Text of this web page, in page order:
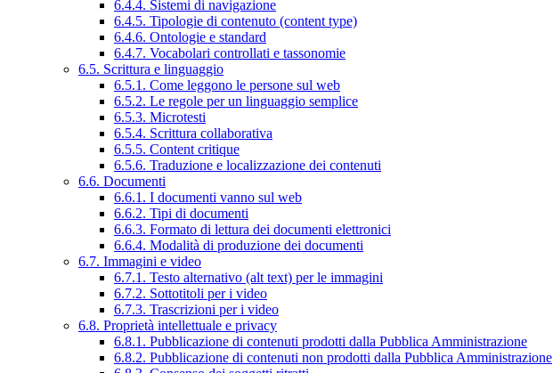
6.4.4. Sistemi di navigazione
6.4.5. Tipologie di contenuto (content type)
6.4.6. Ontologie e standard
6.4.7. Vocabolari controllati e tassonomie
6.5. Scrittura e linguaggio
6.5.1. Come leggono le persone sul web
6.5.2. Le regole per un linguaggio semplice
6.5.3. Microtesti
6.5.4. Scrittura collaborativa
6.5.5. Content critique
6.5.6. Traduzione e localizzazione dei contenuti
6.6. Documenti
6.6.1. I documenti vanno sul web
6.6.2. Tipi di documenti
6.6.3. Formato di lettura dei documenti elettronici
6.6.4. Modalità di produzione dei documenti
6.7. Immagini e video
6.7.1. Testo alternativo (alt text) per le immagini
6.7.2. Sottotitoli per i video
6.7.3. Trascrizioni per i video
6.8. Proprietà intellettuale e privacy
6.8.1. Pubblicazione di contenuti prodotti dalla Pubblica Amministrazione
6.8.2. Pubblicazione di contenuti non prodotti dalla Pubblica Amministrazione